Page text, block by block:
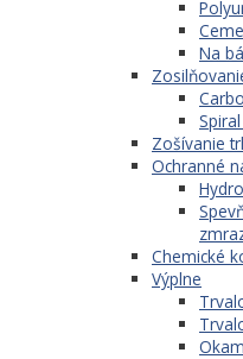
Na
Zošívanie
Ochranné
Chemické
Výplne